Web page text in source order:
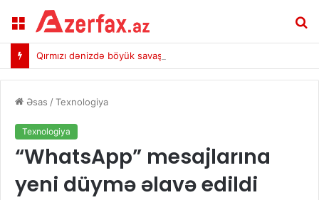
Menu
Qırmızı dənizdə böyük savaş qoxusu
Əsas /Texnologiya
Texnologiya
“WhatsApp” mesajlarına
yeni düymə əlavə edildi